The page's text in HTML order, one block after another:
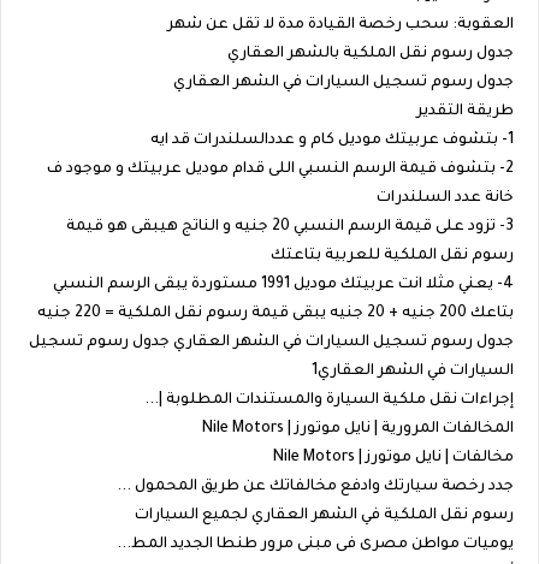
العقوبة: سحب رخصة القيادة مدة لا تقل عن شهر
جدول رسوم نقل الملكية بالشهر العقاري
جدول رسوم تسجيل السيارات في الشهر العقاري
طريقة التقدير
1- بتشوف عربيتك موديل كام و عددالسلندرات قد ايه
2- بتشوف قيمة الرسم النسبي اللى قدام موديل عربيتك و موجود ف
خانة عدد السلندرات
3- تزود على قيمة الرسم النسبي 20 جنيه و الناتج هيبقى هو قيمة
رسوم نقل الملكية للعربية بتاعتك
4- يعني مثلا انت عربيتك موديل 1991 مستوردة يبقى الرسم النسبي
بتاعك 200 جنيه + 20 جنيه يبقى قيمة رسوم نقل الملكية = 220 جنيه
جدول رسوم تسجيل السيارات في الشهر العقاري جدول رسوم تسجيل
السيارات في الشهر العقاري1
إجراءات نقل ملكية السيارة والمستندات المطلوبة |...
المخالفات المرورية | نايل موتورز | Nile Motors
مخالفات | نايل موتورز | Nile Motors
جدد رخصة سيارتك وادفع مخالفاتك عن طريق المحمول ...
رسوم نقل الملكية في الشهر العقاري لجميع السيارات
يوميات مواطن مصرى فى مبنى مرور طنطا الجديد المط...